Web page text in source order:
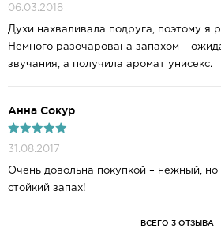
06.03.2018
Духи нахваливала подруга, поэтому я
Немного разочарована запахом –
звучания, а получила аромат унисекс.
Анна Сокур
31.08.2017
Очень довольна покупкой – нежный,
стойкий запах!
ВСЕГО 3 ОТЗЫВА